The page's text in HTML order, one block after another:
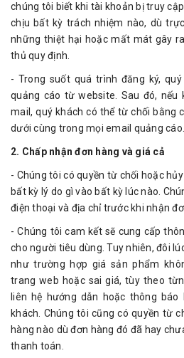
chúng tôi biết khi tài khoản bị truy
chịu bất kỳ trách nhiệm nào, dù
những thiệt hại hoặc mất mát gây
thủ quy định.
- Trong suốt quá trình đăng ký,
quảng cáo từ website. Sau đó, nếu
mail, quý khách có thể từ chối bằng
dưới cùng trong mọi email quảng cáo.
2. Chấp nhận đơn hàng và giá cả
- Chúng tôi có quyền từ chối hoặc
bất kỳ lý do gì vào bất kỳ lúc nào.
điện thoại và địa chỉ trước khi nhận
- Chúng tôi cam kết sẽ cung cấp
cho người tiêu dùng. Tuy nhiên, đôi
như trường hợp giá sản phẩm
trang web hoặc sai giá, tùy theo
liên hệ hướng dẫn hoặc thông
khách. Chúng tôi cũng có quyền từ
hàng nào dù đơn hàng đó đã hay
thanh toán.